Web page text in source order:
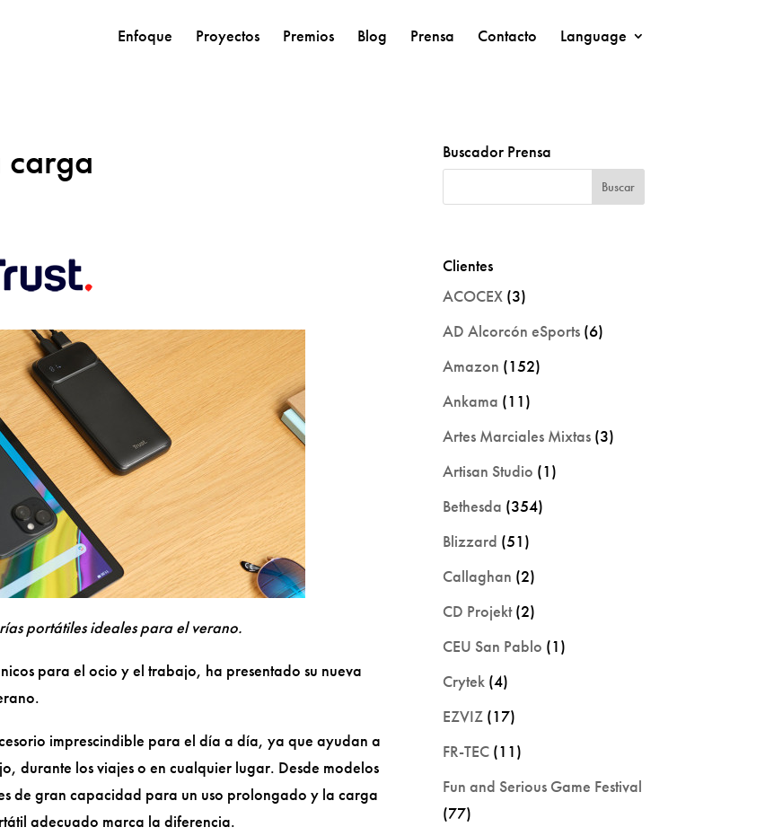
Enfoque Proyectos Premios Blog Prensa Contacto Language
carga
portátiles ideales para el verano.
para el ocio y el trabajo, ha presentado su nueva
imprescindible para el día a día, ya que ayudan a
durante los viajes o en cualquier lugar. Desde modelos
de gran capacidad para un uso prolongado y la carga
adecuado marca la diferencia.
Buscador Prensa
Clientes
ACOCEX (3)
AD Alcorcón eSports (6)
Amazon (152)
Ankama (11)
Artes Marciales Mixtas (3)
Artisan Studio (1)
Bethesda (354)
Blizzard (51)
Callaghan (2)
CD Projekt(2)
CEU San Pablo (1)
Crytek (4)
EZVIZ (17)
FR-TEC (11)
Fun and Serious Game Festival
(77)